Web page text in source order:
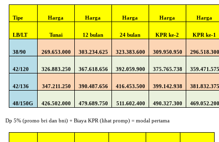
Tipe Harga Harga Harga Harga Harga
LB/LT Tunai 12 bulan 24 bulan KPR ke-2 KPR ke-1
38/90 269.653.000 303.234.625 323.383.600 309.950.950 296.518.300
42/120 326.883.250 367.618.656 392.059.900 375.765.738 359.471.575
42/136 347.211.250 390.487.656 416.453.500 399.142.938 381.832.375
48/150G 426.502.000 479.689.750 511.602.400 490.327.300 469.052.200
Dp 5% (promo bri dan bni) + Biaya KPR (lihat promp) = modal pertama